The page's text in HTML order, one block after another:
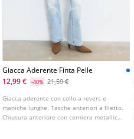
Giacca Aderente Finta Pelle
12,99 €
-40% 21,59 €
Giacca aderente con collo a revers e
maniche lunghe. Tasche anteriori a filetto.
Chiusura anteriore con cerniera metallica.